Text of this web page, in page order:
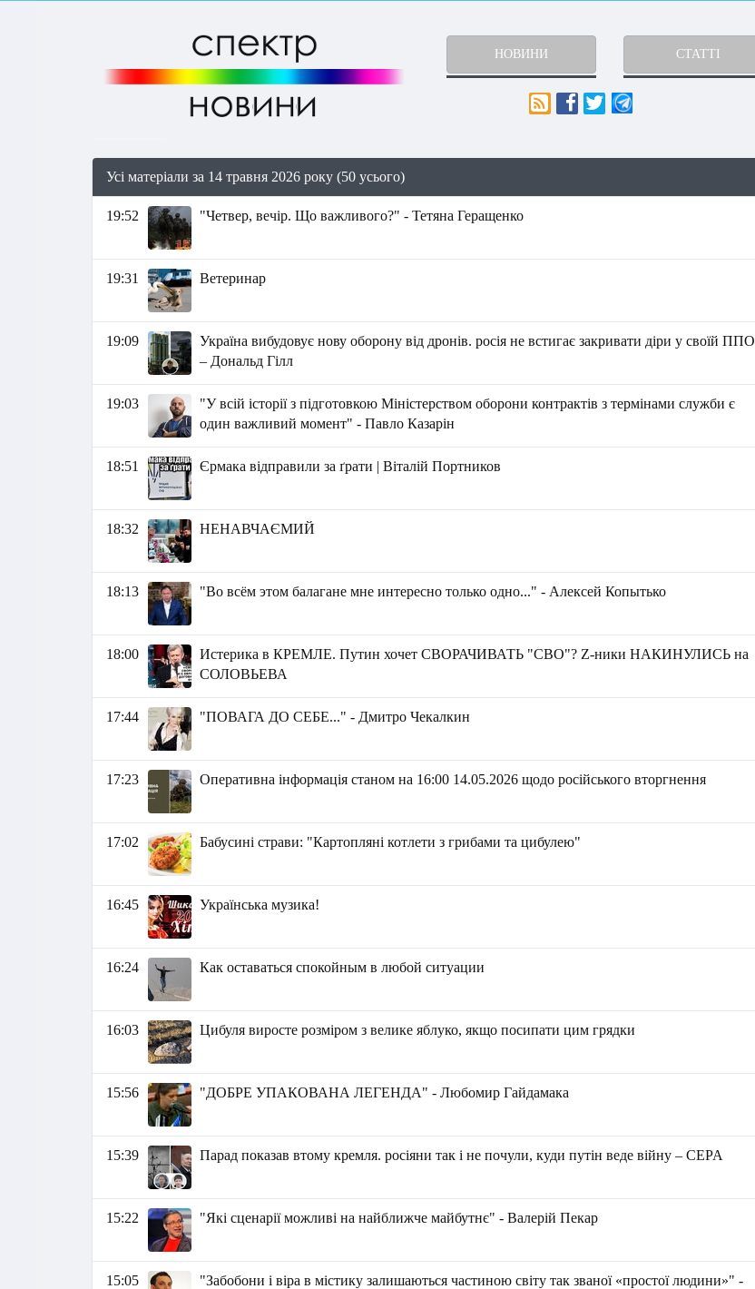
НОВИНИ СТАТТІ
Усі матеріали за 14 травня 2026 року (50 усього)
19:52 "Четвер, вечір. Що важливого?" - Тетяна Геращенко
19:31 Ветеринар
19:09
Україна вибудовує нову оборону від дронів. росія не встигає закривати діри у своїй ППО
– Дональд Гілл
19:03
"У всій історії з підготовкою Міністерством оборони контрактів з термінами служби є
один важливий момент" - Павло Казарін
18:51 Єрмака відправили за ґрати | Віталій Портников
18:32 НЕНАВЧАЄМИЙ
18:13 "Во всём этом балагане мне интересно только одно..." - Алексей Копытько
18:00
Истерика в КРЕМЛЕ. Путин хочет СВОРАЧИВАТЬ "СВО"? Z-ники НАКИНУЛИСЬ на
СОЛОВЬЕВА
17:44 "ПОВАГА ДО СЕБЕ..." - Дмитро Чекалки н
17:23 Оперативна інформація станом на 16:00 14.05.2026 щодо російського вторгнення
17:02 Бабусині страви: "Картопляні котлети з грибами та цибулею"
16:45 Українська музика!
16:24 Как оставаться спокойным в любой ситуации
16:03 Цибуля виросте розміром з велике яблуко, якщо посипати цим грядки
15:56 "ДОБРЕ УПАКОВАНА ЛЕГЕНДА" - Любомир Гайдамака
15:39 Парад показав втому кремля. росіяни так і не почули, куди путін веде війну – CEPA
15:22 "Які сценарії можливі на найближче майбутнє" - Валерій Пекар
15:05
"Забобони і віра в містику залишаються частиною світу так званої «простої людини»" -